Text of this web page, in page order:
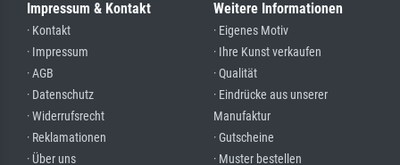
Impressum & Kontakt
· Kontakt
· Impressum
· AGB
· Datenschutz
· Widerrufsrecht
· Reklamationen
· Über uns
Weitere Informationen
· Eigenes Motiv
· Ihre Kunst verkaufen
· Qualität
· Eindrücke aus unserer
Manufaktur
· Gutscheine
· Muster bestellen